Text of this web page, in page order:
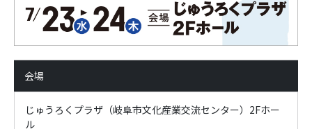
会場
じゅうろくプラザ（岐阜市文化産業交流センター）2Fホー
ル